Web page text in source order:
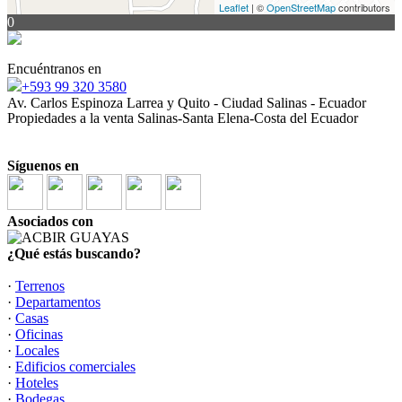
Leaflet | ©OpenStreetMapcontributors
0
Encuéntranos en
+593 99 320 3580
Av. Carlos Espinoza Larrea y Quito - Ciudad Salinas - Ecuador
Propiedades a la venta Salinas-Santa Elena-Costa del Ecuador
Síguenos en
Asociados con
¿Qué estás buscando?
· Terrenos
· Departamentos
· Casas
· Oficinas
· Locales
· Edificios comerciales
· Hoteles